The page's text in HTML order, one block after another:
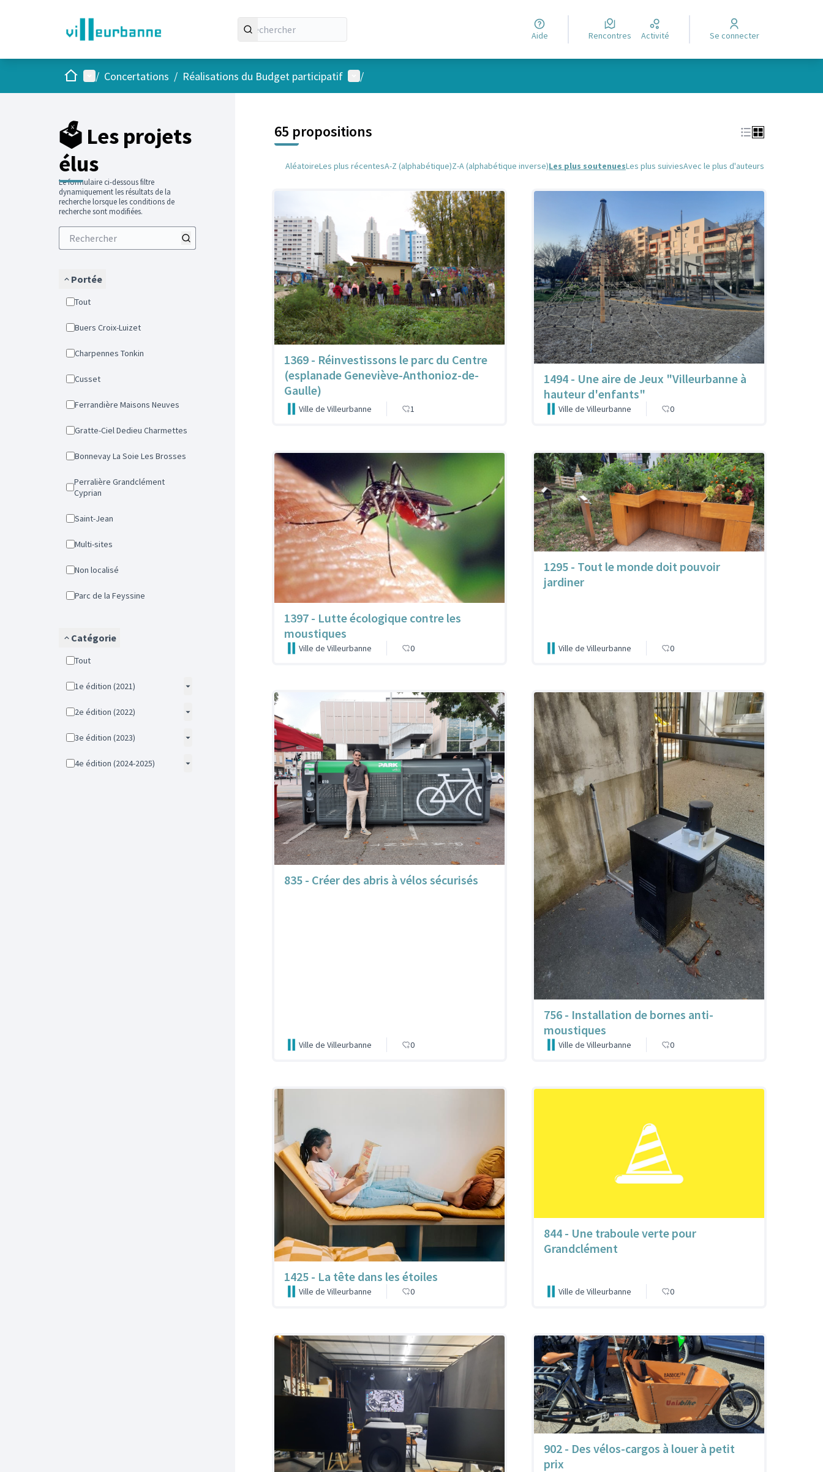
Aide Rencontres Activité Se connecter
AccueilMenu principal
/ Concertations / Réalisations du Budget participatif Menu utilisateur
/
🗳️ Les projets
élus
Le formulaire ci-dessous filtre
dynamiquement les résultats de la
recherche lorsque les conditions de
recherche sont modifiées.
Portée
Tout
Buers Croix-Luizet
Charpennes Tonkin
Cusset
Ferrandière Maisons Neuves
Gratte-Ciel Dedieu Charmettes
Bonnevay La Soie Les Brosses
Perralière Grandclément
Cyprian
Saint-Jean
Multi-sites
Non localisé
Parc de la Feyssine
Catégorie
Tout
1e édition (2021)
2e édition (2022)
3e édition (2023)
4e édition (2024-2025)
65 propositions
AléatoireLes plus récentesA-Z (alphabétique)Z-A (alphabétique inverse)Les plus soutenuesLes plus suiviesAvec le plus d'auteurs
1369 - Réinvestissons le parc du Centre
(esplanade Geneviève-Anthonioz-de-
Gaulle)
Ville de Villeurbanne 1
1494 - Une aire de Jeux "Villeurbanne à
hauteur d'enfants"
Ville de Villeurbanne 0
1397 - Lutte écologique contre les
moustiques
Ville de Villeurbanne 0
1295 - Tout le monde doit pouvoir
jardiner
Ville de Villeurbanne 0
835 - Créer des abris à vélos sécurisés
Ville de Villeurbanne 0
756 - Installation de bornes anti-
moustiques
Ville de Villeurbanne 0
1425 - La tête dans les étoiles
Ville de Villeurbanne 0
844 - Une traboule verte pour
Grandclément
Ville de Villeurbanne 0
902 - Des vélos-cargos à louer à petit
prix